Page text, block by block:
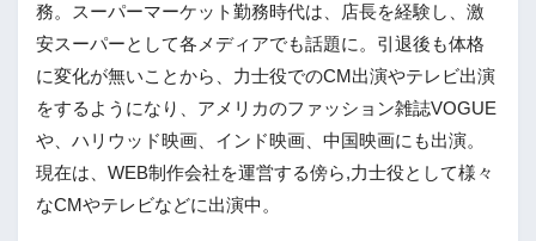
務。スーパーマーケット勤務時代は、店長を経験し、激
安スーパーとして各メディアでも話題に。引退後も体格
に変化が無いことから、力士役でのCM出演やテレビ出演
をするようになり、アメリカのファッション雑誌VOGUE
や、ハリウッド映画、インド映画、中国映画にも出演。
現在は、WEB制作会社を運営する傍ら,力士役として様々
なCMやテレビなどに出演中。